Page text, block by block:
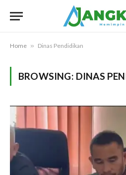
Home » Dinas Pendidikan
BROWSING: DINAS